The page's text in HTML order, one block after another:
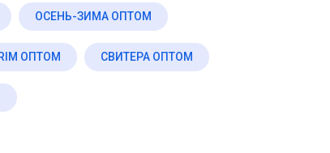
ОСЕНЬ-ЗИМА ОПТОМ
ОПТОМ СВИТЕРА ОПТОМ